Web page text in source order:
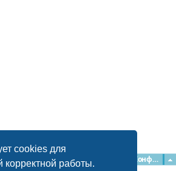
cookies для
корректной работы.
Конфиденциальность
Наша команда